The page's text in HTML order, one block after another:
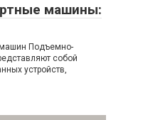
машины:
Подъемно-
собой
устройств,